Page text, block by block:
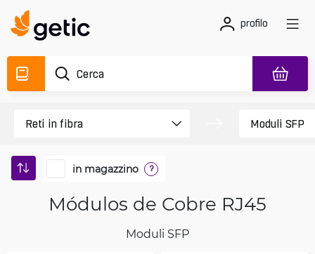
profilo
in magazzino ?
Módulos de Cobre RJ45
Moduli SFP